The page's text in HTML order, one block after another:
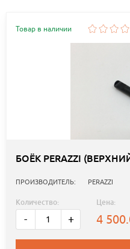
Товар в наличии
БОЁК PERAZZI
ПРОИЗВОДИТЕЛЬ: PERAZZI
Количество:
- +
Цена:
4